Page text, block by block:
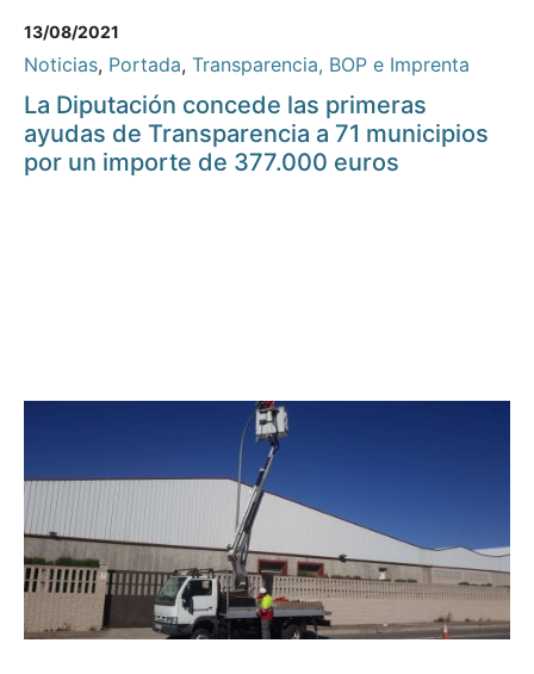
13/08/2021
Noticias, Portada, Transparencia, BOP e Imprenta
La Diputación concede las primeras
ayudas de Transparencia a 71 municipios
por un importe de 377.000 euros